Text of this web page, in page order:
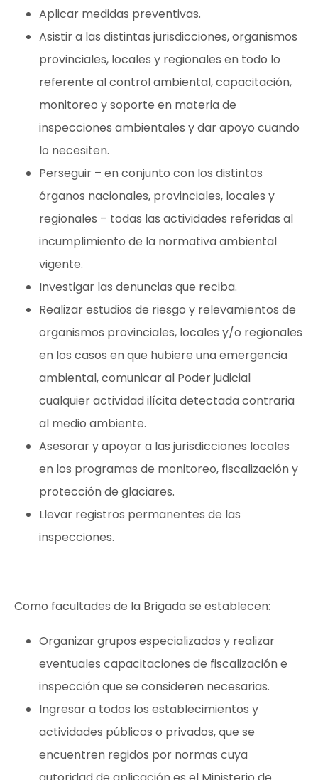
Aplicar medidas preventivas.
Asistir a las distintas jurisdicciones, organismos
provinciales, locales y regionales en todo lo
referente al control ambiental, capacitación,
monitoreo y soporte en materia de
inspecciones ambientales y dar apoyo cuando
lo necesiten.
Perseguir – en conjunto con los distintos
órganos nacionales, provinciales, locales y
regionales – todas las actividades referidas al
incumplimiento de la normativa ambiental
vigente.
Investigar las denuncias que reciba.
Realizar estudios de riesgo y relevamientos de
organismos provinciales, locales y/o regionales
en los casos en que hubiere una emergencia
ambiental, comunicar al Poder judicial
cualquier actividad ilícita detectada contraria
al medio ambiente.
Asesorar y apoyar a las jurisdicciones locales
en los programas de monitoreo, fiscalización y
protección de glaciares.
Llevar registros permanentes de las
inspecciones.
Como facultades de la Brigada se establecen:
Organizar grupos especializados y realizar
eventuales capacitaciones de fiscalización e
inspección que se consideren necesarias.
Ingresar a todos los establecimientos y
actividades públicos o privados, que se
encuentren regidos por normas cuya